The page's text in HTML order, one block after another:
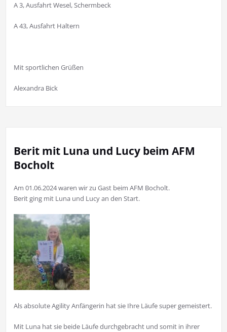
A 3, Ausfahrt Wesel, Schermbeck
A 43, Ausfahrt Haltern
Mit sportlichen Grüßen
Alexandra Bick
Berit mit Luna und Lucy beim AFM
Bocholt
Am 01.06.2024 waren wir zu Gast beim AFM Bocholt.
Berit ging mit Luna und Lucy an den Start.
Als absolute Agility Anfängerin hat sie Ihre Läufe super gemeistert.
Mit Luna hat sie beide Läufe durchgebracht und somit in ihrer